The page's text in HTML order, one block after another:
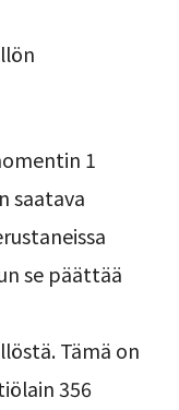
1
saatava
se päättää
Tämä on
356